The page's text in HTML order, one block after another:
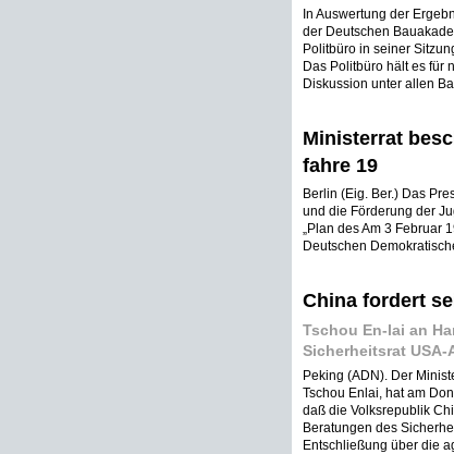
In Auswertung der
der Deutschen
Politbüro in seiner
Das Politbüro hält es für
Diskussion unter allen
Ministerrat
fahre 19
Berlin (Eig. Ber.) Das
und die Förderung der
„Plan des Am 3 Februar
Deutschen
China fordert
Tschou En-lai an
Sicherheitsrat
Peking (ADN). Der
Tschou Enlai, hat am
daß die Volksrepublik
Beratungen des
Entschließung über die